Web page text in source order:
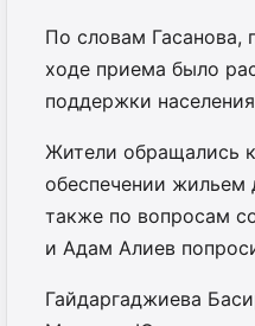
По словам Гасанова,
ходе приема было
поддержки
Жители обращались
обеспечении жильем
также по вопросам
и Адам Алиев
Гайдаргаджиева